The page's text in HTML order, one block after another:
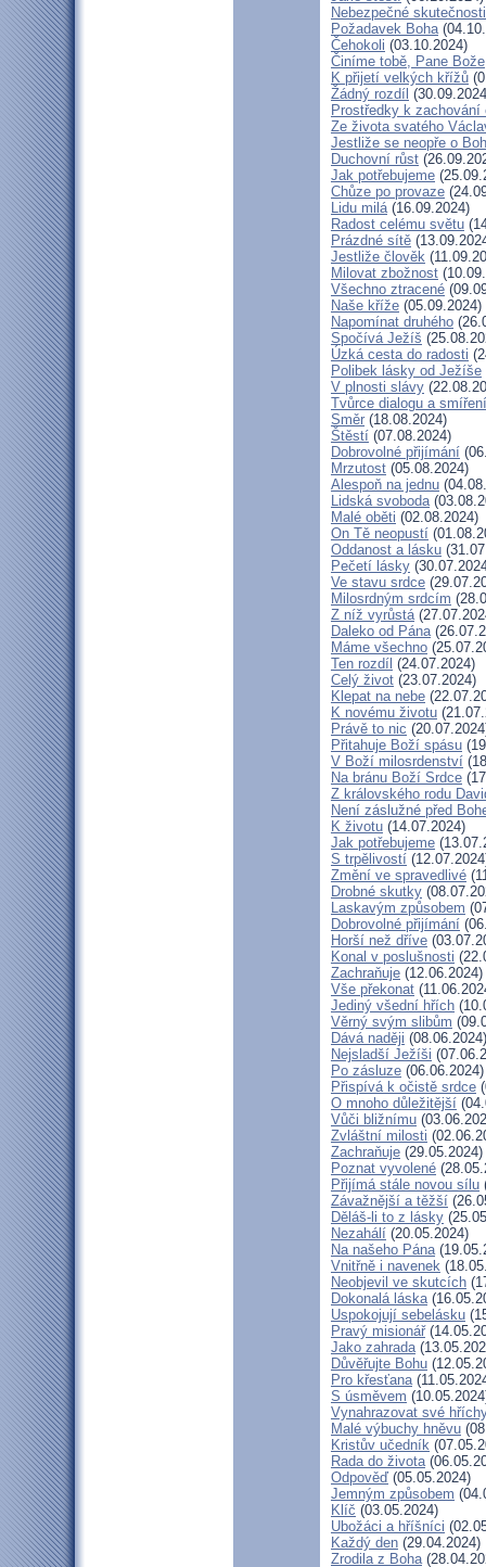
Nebezpečné skutečnosti
Požadavek Boha
Čehokoli (03.10.2024)
Činíme tobě, Pane
K přijetí velkých křížů
Žádný rozdíl
Prostředky k zachování
Ze života svatého
Jestliže se neopře o
Duchovní růst
Jak potřebujeme
Chůze po provaze
Lidu milá(16.09.2024)
Radost celému světu
Prázdné sítě
Jestliže člověk
Milovat zbožnost
Všechno ztracené
Naše kříže (05.09.2024)
Napomínat druhého
Spočívá Ježíš
Úzká cesta do radosti
Polibek lásky od Ježíše
V plnosti slávy
Tvůrce dialogu a smíření
Směr (18.08.2024)
Štěstí (07.08.2024)
Dobrovolné přijímání
Mrzutost (05.08.2024)
Alespoň na jednu
Lidská svoboda
Malé oběti (02.08.2024)
On Tě neopustí
Oddanost a lásku
Pečetí lásky
Ve stavu srdce
Milosrdným srdcím
Z níž vyrůstá
Daleko od Pána
Máme všechno
Ten rozdíl (24.07.2024)
Celý život (23.07.2024)
Klepat na nebe
K novému životu
Právě to nic
Přitahuje Boží spásu
V Boží milosrdenství
Na bránu Boží Srdce
Z královského rodu
Není záslužné před
K životu (14.07.2024)
Jak potřebujeme
S trpělivostí
Změní ve spravedlivé
Drobné skutky
Laskavým způsobem
Dobrovolné přijímání
Horší než dříve
Konal v poslušnosti
Zachraňuje (12.06.2024)
Vše překonat
Jediný všední hřích
Věrný svým slibům
Dává naději (08.06.2024)
Nejsladší Ježíši
Po zásluze (06.06.2024)
Přispívá k očistě srdce
O mnoho důležitější
Vůči bližnímu
Zvláštní milosti
Zachraňuje (29.05.2024)
Poznat vyvolené
Přijímá stále novou sílu
Závažnější a těžší
Děláš-li to z lásky
Nezahálí (20.05.2024)
Na našeho Pána
Vnitřně i navenek
Neobjevil ve skutcích
Dokonalá láska
Uspokojují sebelásku
Pravý misionář
Jako zahrada
Důvěřujte Bohu
Pro křesťana
S úsměvem
Vynahrazovat své
Malé výbuchy hněvu
Kristův učedník
Rada do života
Odpověď (05.05.2024)
Jemným způsobem
Klíč (03.05.2024)
Ubožáci a hříšníci
Každý den (29.04.2024)
Zrodila z Boha